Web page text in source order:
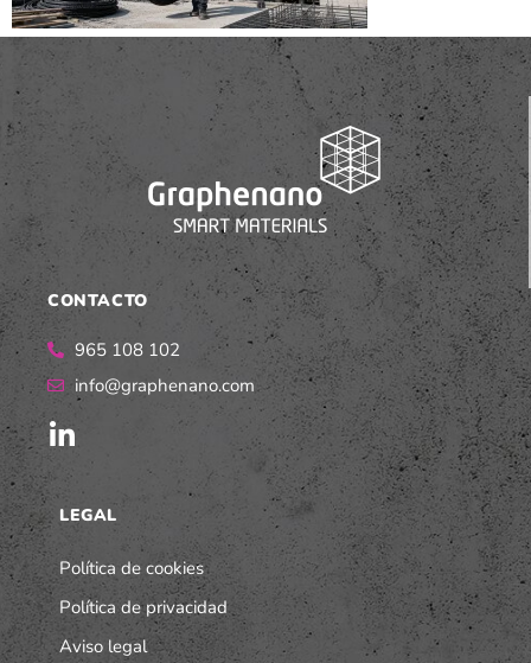
CONTACTO
965 108 102
info@graphenano.com
LEGAL
Política de cookies
Política de privacidad
Aviso legal